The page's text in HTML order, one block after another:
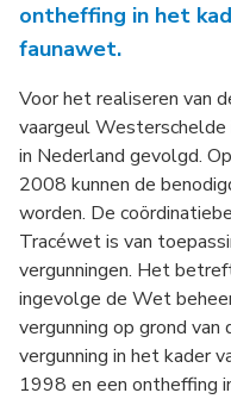
ontheffing in het
faunawet.
Voor het realiseren van
vaargeul
in Nederland gevolgd.
2008 kunnen de
worden. De
Tracéwet is van
vergunningen. Het
ingevolge de Wet
vergunning op grond
vergunning in het kader
1998 en een ontheffing